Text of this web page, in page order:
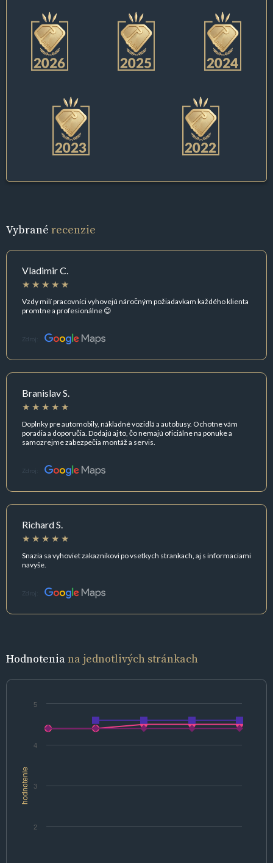
Vybrané recenzie
Vladimir C.
Vzdy milí pracovníci vyhovejú náročným požiadavkam každého klienta
promtne a profesionálne 😊
Zdroj:
Branislav S.
Doplnky pre automobily, nákladné vozidlá a autobusy. Ochotne vám
poradia a doporučia. Dodajú aj to, čo nemajú oficiálne na ponuke a
samozrejme zabezpečia montáž a servis.
Zdroj:
Richard S.
Snazia sa vyhoviet zakaznikovi po vsetkych strankach, aj s informaciami
navyše.
Zdroj:
Hodnoteniana jednotlivých stránkach
hodnotenie
2
3
4
5